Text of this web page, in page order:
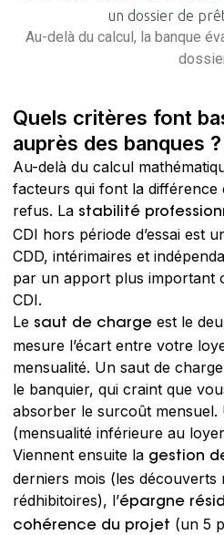
Au-delà du calcul, la banque
Quels critères font
auprès des banques ?
Au-delà du calcul
facteurs qui font la
refus. La stabilité
CDI hors période d’essai est
CDD, intérimaires et
par un apport plus important
CDI.
Le saut de charge est le
mesure l’écart entre votre
mensualité. Un saut de
le banquier, qui craint que
absorber le surcoût mensuel.
(mensualité inférieure au
Viennent ensuite la gestion
derniers mois (les découverts
rédhibitoires), l’épargne
cohérence du projet (un 5